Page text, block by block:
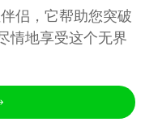
侣，它帮助您突破
情地享受这个无界